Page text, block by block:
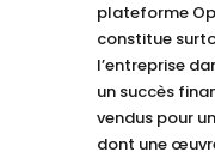
plateforme
constitue
l’entreprise
un succès
vendus pour
dont une